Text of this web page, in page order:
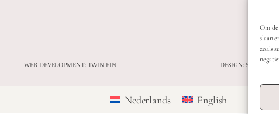
Om
slaan
zoals
WEB DEVELOPMENT: TWIN FIN DESIGN: STUDIO
Nederlands English